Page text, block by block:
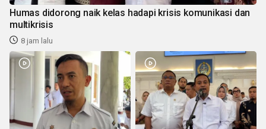
Humas didorong naik kelas hadapi krisis komunikasi dan
multikrisis
8 jam lalu